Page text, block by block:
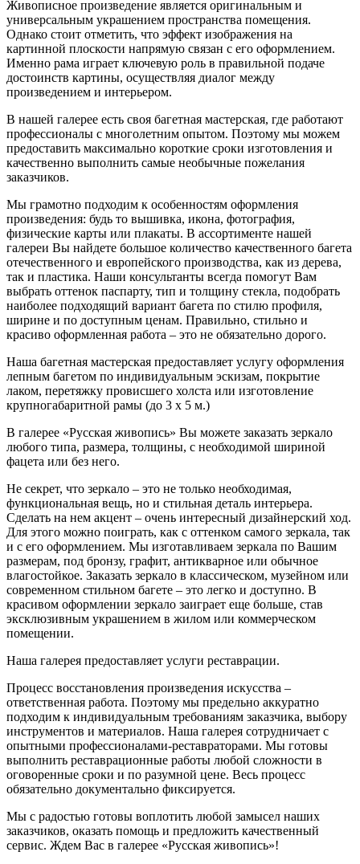
Живописное произведение является оригинальным и
универсальным украшением пространства помещения.
Однако стоит отметить, что эффект изображения на
картинной плоскости напрямую связан с его оформлением.
Именно рама играет ключевую роль в правильной подаче
достоинств картины, осуществляя диалог между
произведением и интерьером.
В нашей галерее есть своя багетная мастерская, где работают
профессионалы с многолетним опытом. Поэтому мы можем
предоставить максимально короткие сроки изготовления и
качественно выполнить самые необычные пожелания
заказчиков.
Мы грамотно подходим к особенностям оформления
произведения: будь то вышивка, икона, фотография,
физические карты или плакаты. В ассортименте нашей
галереи Вы найдете большое количество качественного багета
отечественного и европейского производства, как из дерева,
так и пластика. Наши консультанты всегда помогут Вам
выбрать оттенок паспарту, тип и толщину стекла, подобрать
наиболее подходящий вариант багета по стилю профиля,
ширине и по доступным ценам. Правильно, стильно и
красиво оформленная работа – это не обязательно дорого.
Наша багетная мастерская предоставляет услугу оформления
лепным багетом по индивидуальным эскизам, покрытие
лаком, перетяжку провисшего холста или изготовление
крупногабаритной рамы (до 3 х 5 м.)
В галерее «Русская живопись» Вы можете заказать зеркало
любого типа, размера, толщины, с необходимой шириной
фацета или без него.
Не секрет, что зеркало – это не только необходимая,
функциональная вещь, но и стильная деталь интерьера.
Сделать на нем акцент – очень интересный дизайнерский ход.
Для этого можно поиграть, как с оттенком самого зеркала, так
и с его оформлением. Мы изготавливаем зеркала по Вашим
размерам, под бронзу, графит, антикварное или обычное
влагостойкое. Заказать зеркало в классическом, музейном или
современном стильном багете – это легко и доступно. В
красивом оформлении зеркало заиграет еще больше, став
эксклюзивным украшением в жилом или коммерческом
помещении.
Наша галерея предоставляет услуги реставрации.
Процесс восстановления произведения искусства –
ответственная работа. Поэтому мы предельно аккуратно
подходим к индивидуальным требованиям заказчика, выбору
инструментов и материалов. Наша галерея сотрудничает с
опытными профессионалами-реставраторами. Мы готовы
выполнить реставрационные работы любой сложности в
оговоренные сроки и по разумной цене. Весь процесс
обязательно документально фиксируется.
Мы с радостью готовы воплотить любой замысел наших
заказчиков, оказать помощь и предложить качественный
сервис. Ждем Вас в галерее «Русская живопись»!